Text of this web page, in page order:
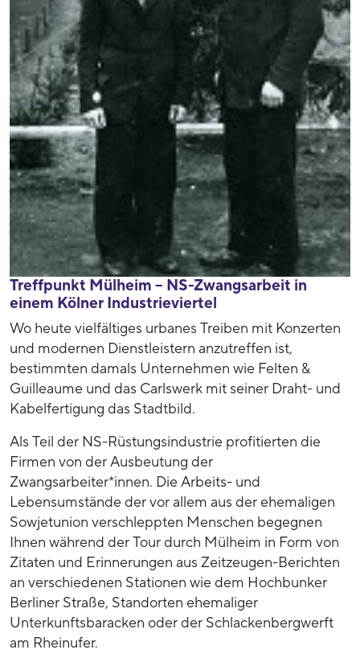
Treffpunkt Mülheim – NS-Zwangsarbeit in
einem Kölner Industrieviertel
Wo heute vielfältiges urbanes Treiben mit Konzerten
und modernen Dienstleistern anzutreffen ist,
bestimmten damals Unternehmen wie Felten &
Guilleaume und das Carlswerk mit seiner Draht- und
Kabelfertigung das Stadtbild.
Als Teil der NS-Rüstungsindustrie profitierten die
Firmen von der Ausbeutung der
Zwangsarbeiter*innen. Die Arbeits- und
Lebensumstände der vor allem aus der ehemaligen
Sowjetunion verschleppten Menschen begegnen
Ihnen während der Tour durch Mülheim in Form von
Zitaten und Erinnerungen aus Zeitzeugen-Berichten
an verschiedenen Stationen wie dem Hochbunker
Berliner Straße, Standorten ehemaliger
Unterkunftsbaracken oder der Schlackenbergwerft
am Rheinufer.